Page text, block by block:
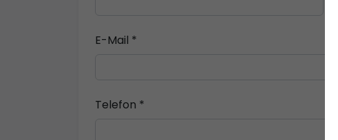
E-Mail *
Telefon *